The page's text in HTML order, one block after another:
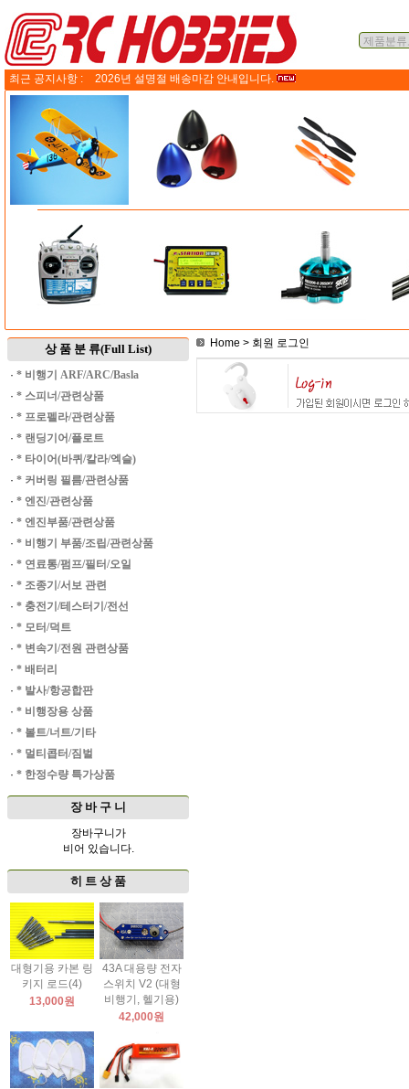
최근 공지사항 : 2026년 설명절 배송마감 안내입니다.
상 품 분 류(Full List)
· * 비행기 ARF/ARC/Basla
· * 스피너/관련상품
· * 프로펠라/관련상품
· * 랜딩기어/플로트
· * 타이어(바퀴/칼라/엑슬)
· * 커버링 필름/관련상품
· * 엔진/관련상품
· * 엔진부품/관련상품
· * 비행기 부품/조립/관련상품
· * 연료통/펌프/필터/오일
· * 조종기/서보 관련
· * 충전기/테스터기/전선
· * 모터/덕트
· * 변속기/전원 관련상품
· * 배터리
· * 발사/항공합판
· * 비행장용 상품
· * 볼트/너트/기타
· * 멀티콥터/짐벌
· * 한정수량 특가상품
장 바 구 니
장바구니가
비어 있습니다.
히 트 상 품
대형기용 카본 링
키지 로드(4)
13,000원
43A 대용량 전자
스위치 V2 (대형
비행기, 헬기용)
42,000원
Home > 회원 로그인